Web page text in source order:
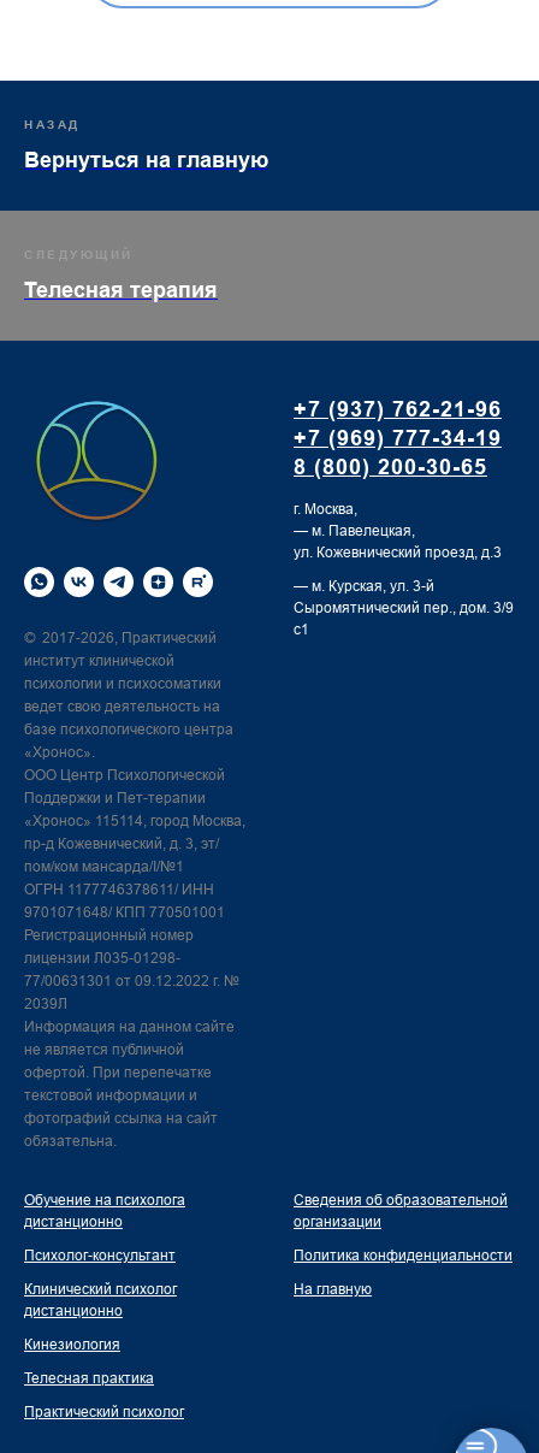
НАЗАД
Вернуться на главную
СЛЕДУЮЩИЙ
Телесная терапия
© 2017-2026, Практический
институт клинической
психологии и психосоматики
ведет свою деятельность на
базе психологического центра
«Хронос».
ООО Центр Психологической
Поддержки и Пет-терапии
«Хронос» 115114, город Москва,
пр-д Кожевнический, д. 3, эт/
пом/ком мансарда/I/№1
ОГРН 1177746378611/ ИНН
9701071648/ КПП 770501001
Регистрационный номер
лицензии Л035-01298-
77/00631301 от 09.12.2022 г. №
2039Л
Информация на данном сайте
не является публичной
офертой. При перепечатке
текстовой информации и
фотографий ссылка на сайт
обязательна.
+7 (937) 762-21-96
+7 (969) 777-34-19
8 (800) 200-30-65
г. Москва,
— м. Павелецкая,
ул. Кожевнический проезд, д.3
— м. Курская, ул. 3-й
Сыромятнический пер., дом. 3/9
с1
Обучение на психолога
дистанционно
Психолог-консультант
Клинический психолог
дистанционно
Кинезиология
Телесная практика
Практический психолог
Сведения об образовательной
организации
Политика конфиденциальности
На главную